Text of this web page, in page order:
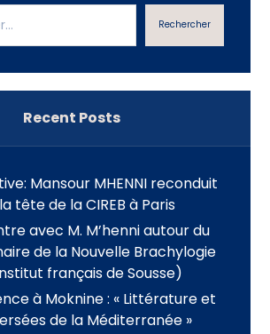
Rechercher
Recent Posts
Mansour MHENNI reconduit
tête de la CIREB à Paris
avec M. M’henni autour du
de la Nouvelle Brachylogie
français de Sousse)
à Moknine : « Littérature et
de la Méditerranée »